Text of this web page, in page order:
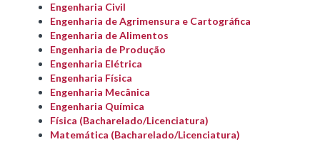
Engenharia Civil
Engenharia de Agrimensura e Cartográfica
Engenharia de Alimentos
Engenharia de Produção
Engenharia Elétrica
Engenharia Física
Engenharia Mecânica
Engenharia Química
Física (Bacharelado/Licenciatura)
Matemática (Bacharelado/Licenciatura)